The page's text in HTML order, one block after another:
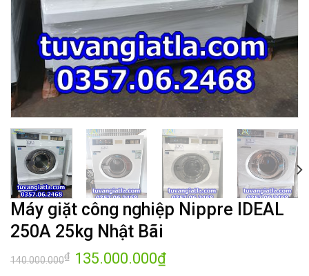
Máy giặt công nghiệp Nippre IDEAL
250A 25kg Nhật Bãi
140.000.000₫ 135.000.000₫